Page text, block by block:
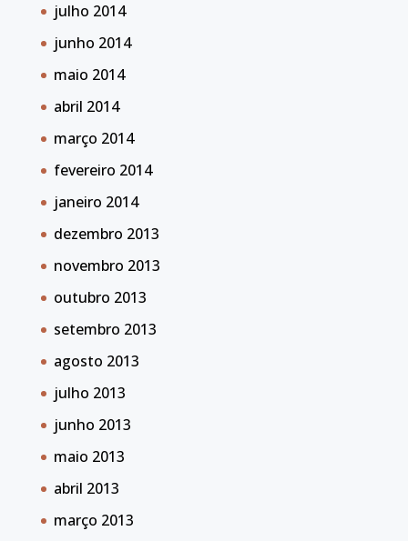
julho 2014
junho 2014
maio 2014
abril 2014
março 2014
fevereiro 2014
janeiro 2014
dezembro 2013
novembro 2013
outubro 2013
setembro 2013
agosto 2013
julho 2013
junho 2013
maio 2013
abril 2013
março 2013